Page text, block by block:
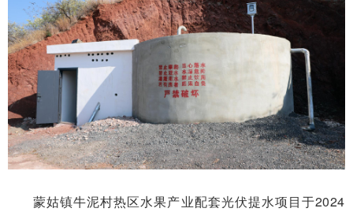
蒙姑镇牛泥村热区水果产业配套光伏提水项目于2024